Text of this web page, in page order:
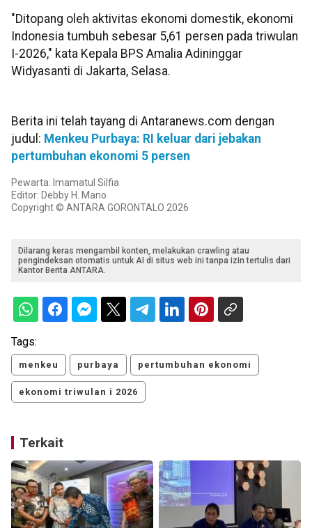
"Ditopang oleh aktivitas ekonomi domestik, ekonomi
Indonesia tumbuh sebesar 5,61 persen pada triwulan
I-2026," kata Kepala BPS Amalia Adininggar
Widyasanti di Jakarta, Selasa.
Berita ini telah tayang di Antaranews.com dengan
judul: Menkeu Purbaya: RI keluar dari jebakan
pertumbuhan ekonomi 5 persen
Pewarta: Imamatul Silfia
Editor: Debby H. Mano
Copyright © ANTARA GORONTALO 2026
Dilarang keras mengambil konten, melakukan crawling atau
pengindeksan otomatis untuk AI di situs web ini tanpa izin tertulis dari
Kantor Berita ANTARA.
Tags:
menkeu purbaya pertumbuhan ekonomi
ekonomi triwulan i 2026
Terkait